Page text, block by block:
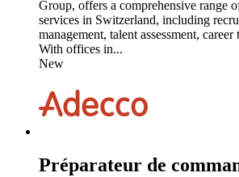
Group, offers a comprehensive range
services in Switzerland, including
management, talent assessment,
With offices in...
New
Préparateur de